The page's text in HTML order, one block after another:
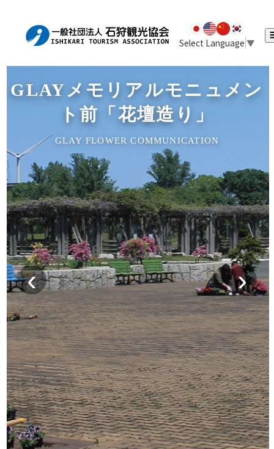
Select Language ▼
‹ ›
GLAYメモリアルモニュメン
ト前「花壇造り」
GLAY FLOWER COMMUNICATION